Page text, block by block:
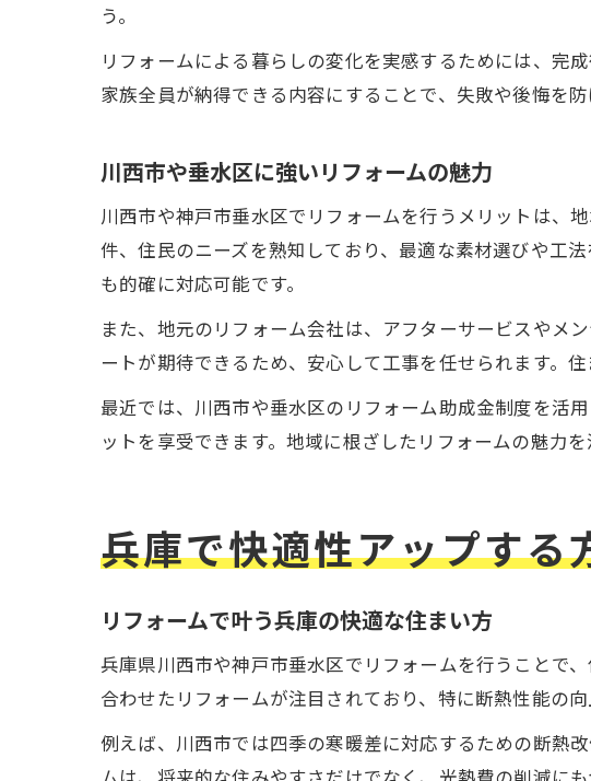
う。
リフォームによる暮らしの変化を実感するためには、完
家族全員が納得できる内容にすることで、失敗や後悔を
川西市や垂水区に強いリフォームの魅力
川西市や神戸市垂水区でリフォームを行うメリットは、
件、住民のニーズを熟知しており、最適な素材選びや工
も的確に対応可能です。
また、地元のリフォーム会社は、アフターサービスやメ
ートが期待できるため、安心して工事を任せられます。
最近では、川西市や垂水区のリフォーム助成金制度を活
ットを享受できます。地域に根ざしたリフォームの魅力
兵庫で快適性アップする
リフォームで叶う兵庫の快適な住まい方
兵庫県川西市や神戸市垂水区でリフォームを行うことで
合わせたリフォームが注目されており、特に断熱性能の
例えば、川西市では四季の寒暖差に対応するための断熱